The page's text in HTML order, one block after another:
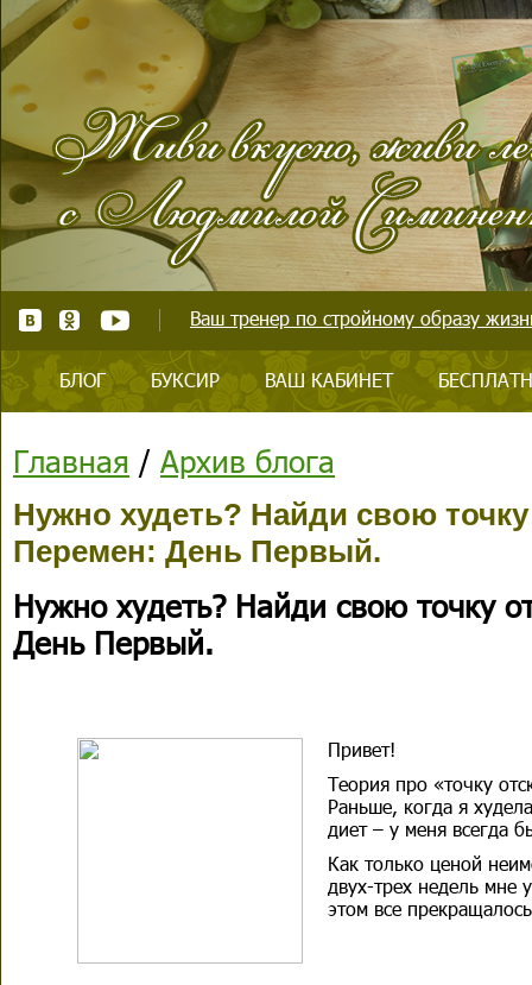
Ваш тренер по стройному образу
БЛОГ БУКСИР ВАШ КАБИНЕТ
Главная / Архив блога
Нужно худеть? Найди свою точку
Перемен: День Первый.
Нужно худеть? Найди свою точку
День Первый.
Привет!
Теория про «точку
Раньше, когда я
диет – у меня всегда
Как только ценой
двух-трех недель мне
этом все